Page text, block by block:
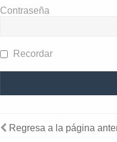
Contraseña
Recordar
Regresa a la página